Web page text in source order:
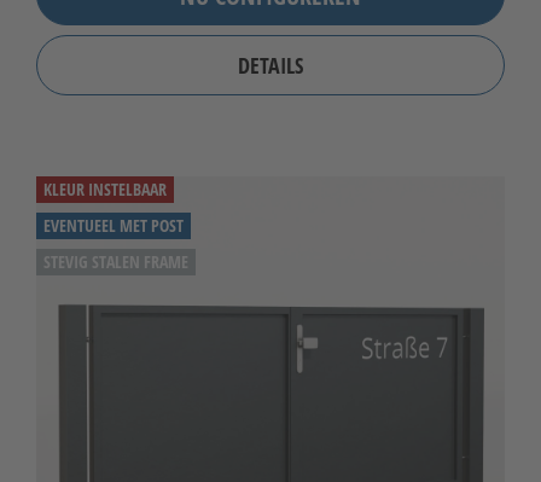
DETAILS
KLEUR INSTELBAAR
EVENTUEEL MET POST
STEVIG STALEN FRAME